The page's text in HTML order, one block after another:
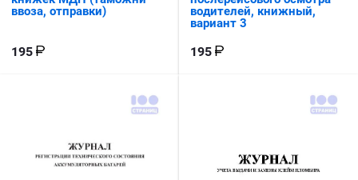
ввоза, отправки)
195
водителей, книжный,
вариант 3
195